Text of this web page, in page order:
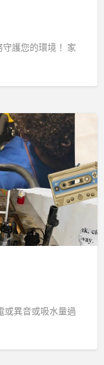
護您的環境！ 家
或異音或吸水量過